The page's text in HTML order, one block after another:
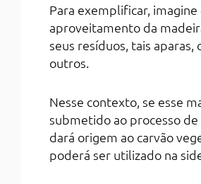
Para exemplificar, imagine
aproveitamento da
seus resíduos, tais aparas,
outros.
Nesse contexto, se esse
submetido ao processo
dará origem ao carvão
poderá ser utilizado na